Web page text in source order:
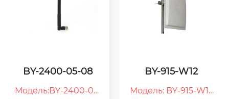
BY-2400-05-08
Модель:BY-2400-05-
BY-915-W12
Модель: BY-915-W12